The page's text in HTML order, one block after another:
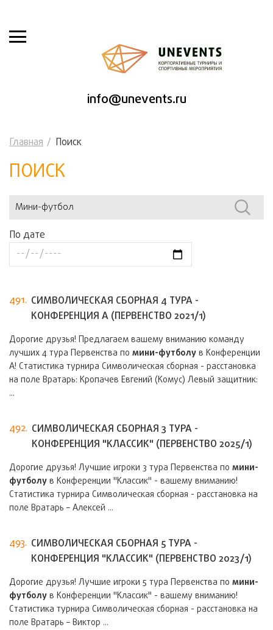
info@unevents.ru
Главная Поиск
ПОИСК
По дате
491. СИМВОЛИЧЕСКАЯ СБОРНАЯ 4 ТУРА -
КОНФЕРЕНЦИЯ А (ПЕРВЕНСТВО 2021/1)
Дорогие друзья! Предлагаем вашему вниманию команду
лучших 4 тура Первенства по мини-футболув Конференции
А! Статистика турнира Символическая сборная - расстановка
на поле Вратарь: Кропачев Евгений (Комус) Левый защитник:
...
492. СИМВОЛИЧЕСКАЯ СБОРНАЯ 3 ТУРА -
КОНФЕРЕНЦИЯ "КЛАССИК" (ПЕРВЕНСТВО 2025/1)
Дорогие друзья! Лучшие игроки 3 тура Первенства по мини-
футболув Конференции "Классик" - вашему вниманию!
Статистика турнира Символическая сборная - расстановка на
поле Вратарь – Алексей ...
493. СИМВОЛИЧЕСКАЯ СБОРНАЯ 5 ТУРА -
КОНФЕРЕНЦИЯ "КЛАССИК" (ПЕРВЕНСТВО 2023/1)
Дорогие друзья! Лучшие игроки 5 тура Первенства по мини-
футболув Конференции "Классик" - вашему вниманию!
Статистика турнира Символическая сборная - расстановка на
поле Вратарь – Виктор ...